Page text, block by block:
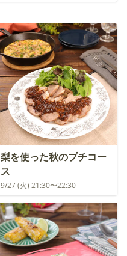
梨を使った秋のプチコー
ス
9/27 (火) 21:30〜22:30